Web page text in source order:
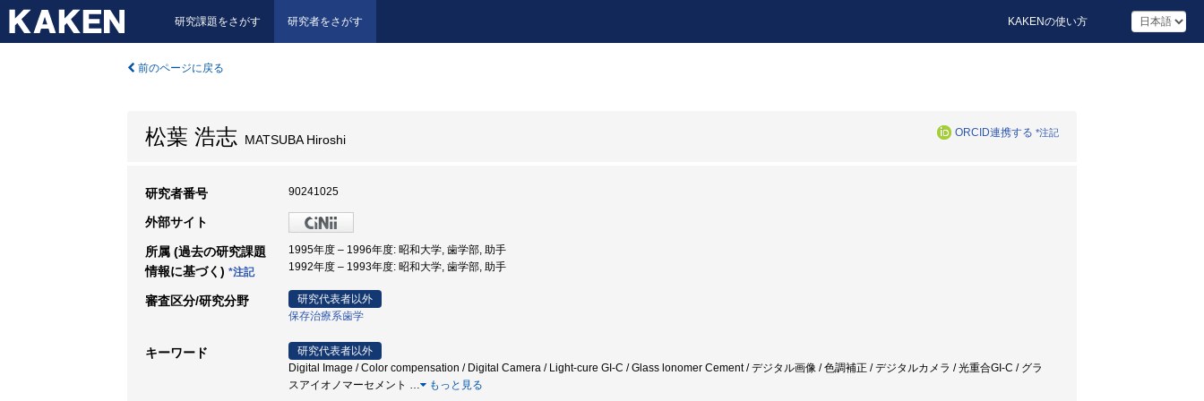
研究課題をさがす 研究者をさがす KAKENの使い方
前のページに戻る
松葉 浩志 MATSUBA Hiroshi ORCID連携する *注記
研究者番号 90241025
外部サイト
所属 (過去の研究課題
情報に基づく) *注記
1995年度 – 1996年度: 昭和大学, 歯学部, 助手
1992年度 – 1993年度: 昭和大学, 歯学部, 助手
審査区分/研究分野
研究代表者以外
保存治療系歯学
キーワード
研究代表者以外
Digital Image / Color compensation / Digital Camera / Light-cure GI-C / Glass lonomer Cement / デジタル画像 / 色調補正 / デジタルカメラ / 光重合GI-C / グラ
スアイオノマーセメント … もっと見る